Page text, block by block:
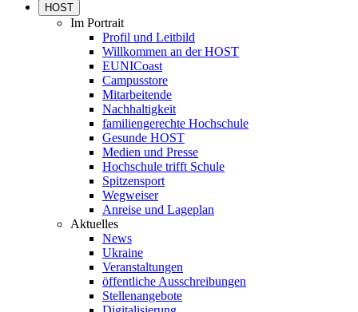
HOST
Im Portrait
Profil und Leitbild
Willkommen an der HOST
EUNICoast
Campusstore
Mitarbeitende
Nachhaltigkeit
familiengerechte Hochschule
Gesunde HOST
Medien und Presse
Hochschule trifft Schule
Spitzensport
Wegweiser
Anreise und Lageplan
Aktuelles
News
Ukraine
Veranstaltungen
öffentliche Ausschreibungen
Stellenangebote